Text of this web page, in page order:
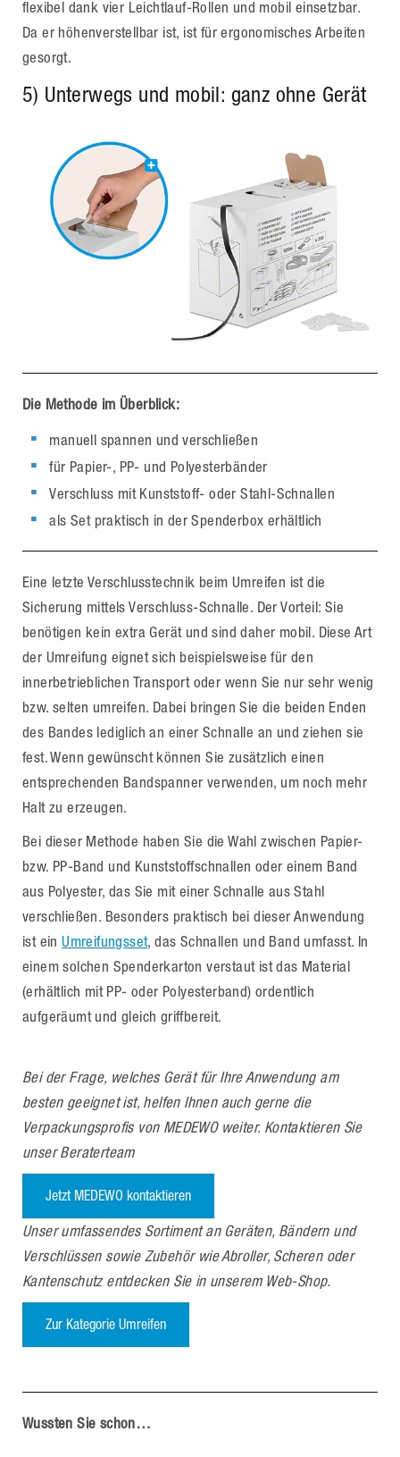
flexibel dank vier Leichtlauf-Rollen und mobil einsetzbar.
Da er höhenverstellbar ist, ist für ergonomisches Arbeiten
gesorgt.
5) Unterwegs und mobil: ganz ohne Gerät
Die Methode im Überblick:
manuell spannen und verschließen
für Papier-, PP- und Polyesterbänder
Verschluss mit Kunststoff- oder Stahl-Schnallen
als Set praktisch in der Spenderbox erhältlich
Eine letzte Verschlusstechnik beim Umreifen ist die
Sicherung mittels Verschluss-Schnalle. Der Vorteil: Sie
benötigen kein extra Gerät und sind daher mobil. Diese Art
der Umreifung eignet sich beispielsweise für den
innerbetrieblichen Transport oder wenn Sie nur sehr wenig
bzw. selten umreifen. Dabei bringen Sie die beiden Enden
des Bandes lediglich an einer Schnalle an und ziehen sie
fest. Wenn gewünscht können Sie zusätzlich einen
entsprechenden Bandspanner verwenden, um noch mehr
Halt zu erzeugen.
Bei dieser Methode haben Sie die Wahl zwischen Papier-
bzw. PP-Band und Kunststoffschnallen oder einem Band
aus Polyester, das Sie mit einer Schnalle aus Stahl
verschließen. Besonders praktisch bei dieser Anwendung
ist einUmreifungsset, das Schnallen und Band umfasst. In
einem solchen Spenderkarton verstaut ist das Material
(erhältlich mit PP- oder Polyesterband) ordentlich
aufgeräumt und gleich griffbereit.
Bei der Frage, welches Gerät für Ihre Anwendung am
besten geeignet ist, helfen Ihnen auch gerne die
Verpackungsprofis von MEDEWO weiter. Kontaktieren Sie
unser Beraterteam
Jetzt MEDEWO kontaktieren
Unser umfassendes Sortiment an Geräten, Bändern und
Verschlüssen sowie Zubehör wie Abroller, Scheren oder
Kantenschutz entdecken Sie in unserem Web-Shop.
Zur Kategorie Umreifen
Wussten Sie schon…